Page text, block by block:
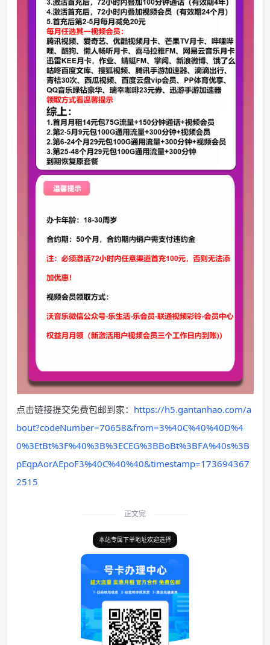
点击链接提交免费包邮到家： https://h5.gantanhao.com/a
bout?codeNumber=70658&from=3%40C%40%40D%4
0%3EtBt%3F%40%3B%3ECEG%3BBoBt%3BFA%40s%3B
pEqpAorAEpoF3%40C%40%40&timestamp=173694367
2515
正文完
本站专属下单地址欢迎选择